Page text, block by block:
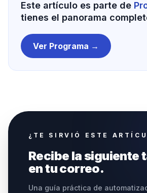
Este artículo es parte de
tienes el panorama
Ver Programa →
¿TE SIRVIÓ ESTE
Recibe la siguiente
en tu correo.
Una guía práctica de